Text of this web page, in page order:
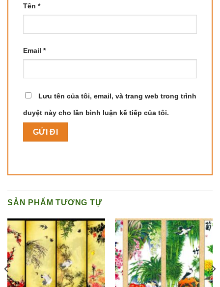
Tên *
Email *
Lưu tên của tôi, email, và trang web trong trình
duyệt này cho lần bình luận kế tiếp của tôi.
SẢN PHẨM TƯƠNG TỰ